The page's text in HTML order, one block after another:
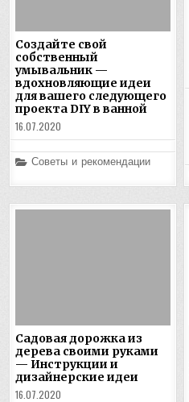
Создайте свой
собственный
умывальник —
вдохновляющие идеи
для вашего следующего
проекта DIY в ванной
16.07.2020
Posted
Советы и рекомендации
Садовая дорожка из
дерева своими руками
— Инструкции и
дизайнерские идеи
16.07.2020